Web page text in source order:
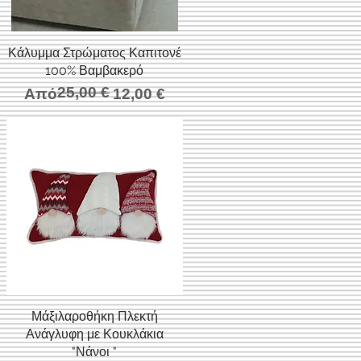
Γρήγορη προβολή
Κάλυμμα Στρώματος Καπιτονέ
100% Βαμβακερό
Από
Κανονική τιμή
25,00 €12,00 €
Τιμή Έκπτωσης
Γρήγορη προβολή
Μάξιλαροθήκη Πλεκτή
Ανάγλυφη με Κουκλάκια
"Νάνοι "